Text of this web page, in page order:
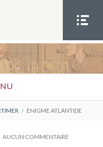
MEN
U
SOCIA
ENIGME
ENIGME ATLANTIDE
AUCUN COMMENTAIRESUR